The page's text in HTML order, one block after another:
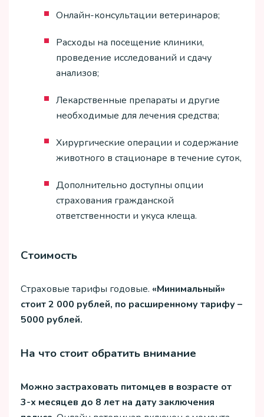
Онлайн-консультации ветеринаров;
Расходы на посещение клиники,
проведение исследований и сдачу
анализов;
Лекарственные препараты и другие
необходимые для лечения средства;
Хирургические операции и содержание
животного в стационаре в течение суток,
Дополнительно доступны опции
страхования гражданской
ответственности и укуса клеща.
Стоимость
Страховые тарифы годовые. «Минимальный»
стоит 2 000 рублей, по расширенному тарифу –
5000 рублей.
На что стоит обратить внимание
Можно застраховать питомцев в возрасте от
3-х месяцев до 8 лет на дату заключения